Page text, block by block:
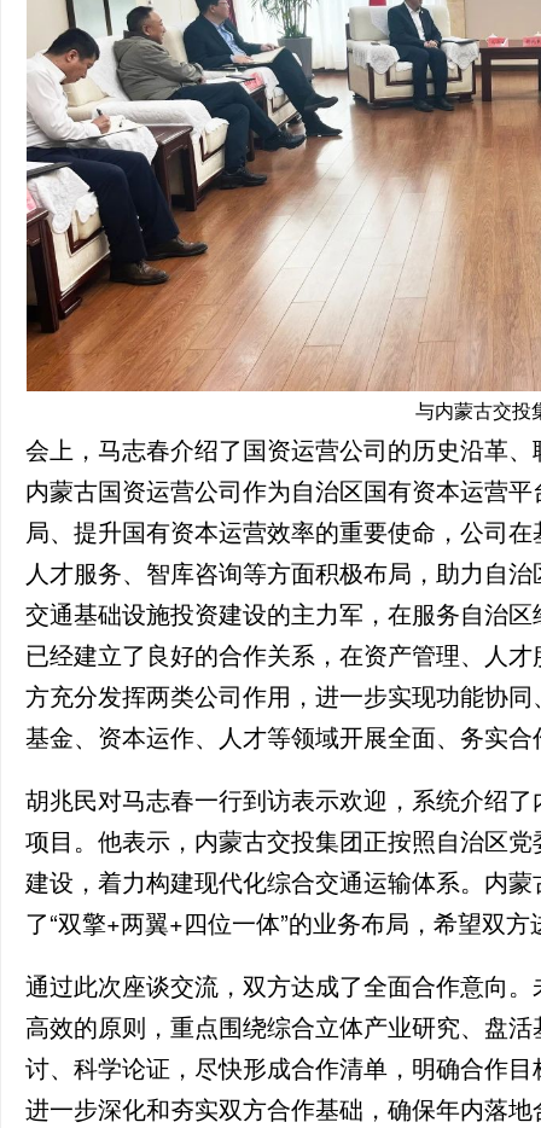
与内蒙古交投
会上，马志春介绍了国资运营公司的历史沿革
内蒙古国资运营公司作为自治区国有资本运营
局、提升国有资本运营效率的重要使命，公司
人才服务、智库咨询等方面积极布局，助力自
交通基础设施投资建设的主力军，在服务自治
已经建立了良好的合作关系，在资产管理、人
方充分发挥两类公司作用，进一步实现功能协
基金、资本运作、人才等领域开展全面、务实
胡兆民对马志春一行到访表示欢迎，系统介绍
项目。他表示，内蒙古交投集团正按照自治区
建设，着力构建现代化综合交通运输体系。内
了“双擎+两翼+四位一体”的业务布局，希望双
通过此次座谈交流，双方达成了全面合作意向
高效的原则，重点围绕综合立体产业研究、盘
讨、科学论证，尽快形成合作清单，明确合作
进一步深化和夯实双方合作基础，确保年内落